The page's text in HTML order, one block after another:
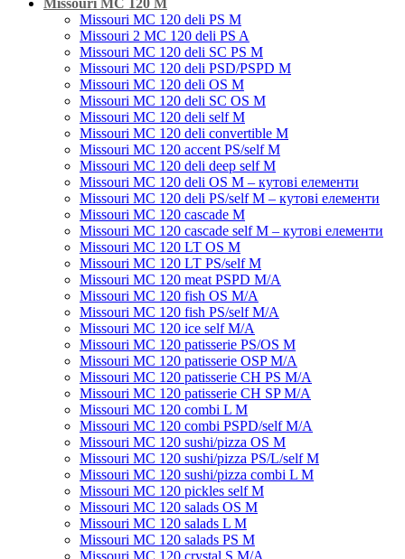
Missouri MC 120 M
Missouri MC 120 deli PS M
Missouri 2 MC 120 deli PS A
Missouri MC 120 deli SC PS M
Missouri MC 120 deli PSD/PSPD M
Missouri MC 120 deli OS M
Missouri MC 120 deli SC OS M
Missouri MC 120 deli self M
Missouri MC 120 deli convertible M
Missouri MC 120 accent PS/self M
Missouri MC 120 deli deep self M
Missouri MC 120 deli OS M – кутові елементи
Missouri MC 120 deli PS/self M – кутові елементи
Missouri MC 120 cascade M
Missouri MC 120 cascade self M – кутові елементи
Missouri MC 120 LT OS M
Missouri MC 120 LT PS/self M
Missouri MC 120 meat PSРD M/A
Missouri MC 120 fish OS M/A
Missouri MC 120 fish PS/self M/A
Missouri MC 120 ice self M/A
Missouri MC 120 patisserie PS/OS M
Missouri МC 120 patisserie OSP M/A
Missouri MC 120 patisserie CH PS M/A
Missouri MC 120 patisserie CH SP M/A
Missouri MC 120 combi L M
Missouri MC 120 combi PSPD/self M/A
Missouri MC 120 sushi/pizza OS M
Missouri MC 120 sushi/pizza PS/L/self M
Missouri MC 120 sushi/pizza combi L M
Missouri MC 120 pickles self M
Missouri MС 120 salads OS M
Missouri MC 120 salads L M
Missouri MC 120 salads PS M